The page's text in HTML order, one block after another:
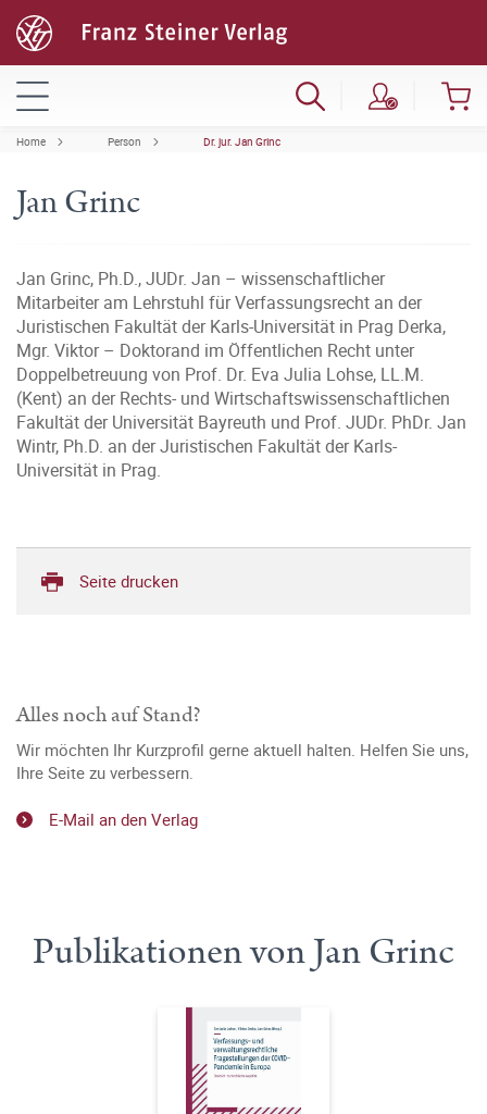
Home Person Dr. jur. Jan Grinc
Jan Grinc
Jan Grinc, Ph.D., JUDr. Jan – wissenschaftlicher
Mitarbeiter am Lehrstuhl für Verfassungsrecht an der
Juristischen Fakultät der Karls-Universität in Prag Derka,
Mgr. Viktor – Doktorand im Öffentlichen Recht unter
Doppelbetreuung von Prof. Dr. Eva Julia Lohse, LL.M.
(Kent) an der Rechts- und Wirtschaftswissenschaftlichen
Fakultät der Universität Bayreuth und Prof. JUDr. PhDr. Jan
Wintr, Ph.D. an der Juristischen Fakultät der Karls-
Universität in Prag.
Seite drucken
Alles noch auf Stand?
Wir möchten Ihr Kurzprofil gerne aktuell halten. Helfen Sie uns,
Ihre Seite zu verbessern.
E-Mail an den Verlag
Publikationen von Jan Grinc